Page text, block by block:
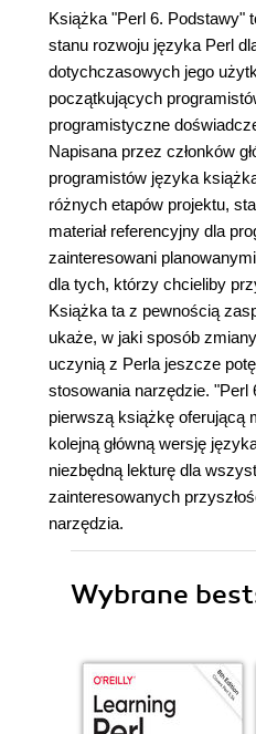
Książka "Perl 6. Podstawy"
stanu rozwoju języka Perl
dotychczasowych jego
początkujących
programistyczne
Napisana przez członków
programistów języka
różnych etapów projektu,
materiał referencyjny dla
zainteresowani
dla tych, którzy chcieliby
Książka ta z pewnością
ukaże, w jaki sposób
uczynią z Perla jeszcze
stosowania narzędzie. "Perl
pierwszą książkę oferującą
kolejną główną wersję
niezbędną lekturę dla
zainteresowanych
narzędzia.
Wybrane